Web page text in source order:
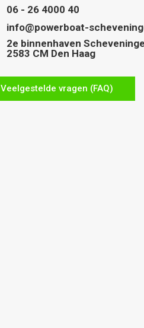
06 - 26 4000 40
info@powerboat-
2e binnenhaven
2583 CM Den Haag
Veelgestelde vragen (FAQ)